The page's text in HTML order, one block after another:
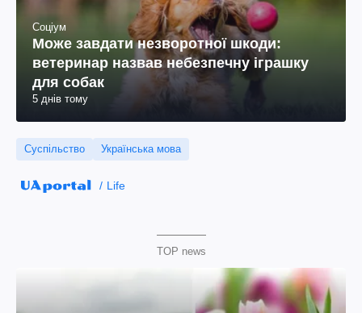
Соціум
Може завдати незворотної шкоди:
ветеринар назвав небезпечну іграшку
для собак
5 днів тому
Суспільство Українська мова
Life
TOP news